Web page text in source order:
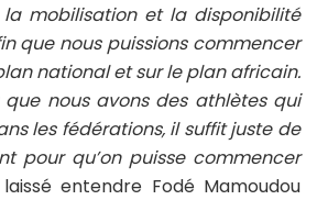
la mobilisation et la disponibilité
que nous puissions commencer
national et sur le plan africain.
que nous avons des athlètes qui
les fédérations, il suffit juste de
pour qu’on puisse commencer
laissé entendre Fodé Mamoudou